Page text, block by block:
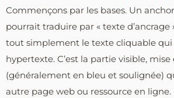
Commençons par les bases. Un
pourrait traduire par « texte d’ancrage
tout simplement le texte cliquable
hypertexte. C’est la partie visible,
(généralement en bleu et soulignée)
autre page web ou ressource en ligne.